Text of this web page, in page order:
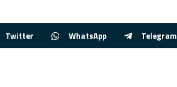
Twitter WhatsApp Telegram